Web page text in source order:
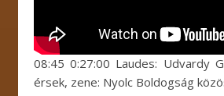
08:45 0:27:00 Laudes: Udvardy
érsek, zene: Nyolc Boldogság